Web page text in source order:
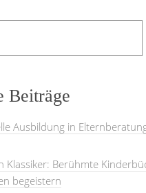
Beiträge
Ausbildung in
Klassiker: Berühmte
begeistern